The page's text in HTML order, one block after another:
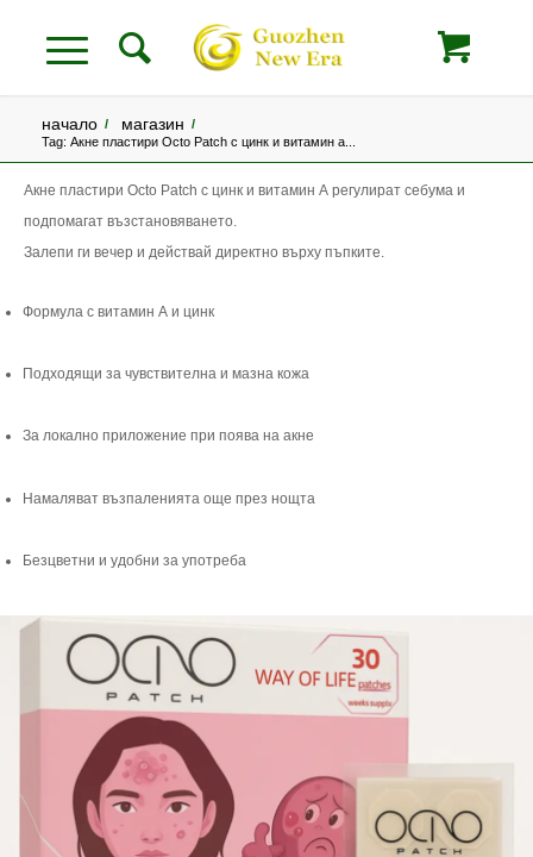
начало / магазин /
Tag: Акне пластири Оcto Рatch с цинк и витамин а...
Акне пластири Octo Patch с цинк и витамин А регулират себума и
подпомагат възстановяването.
Залепи ги вечер и действай директно върху пъпките.
Формула с витамин А и цинк
Подходящи за чувствителна и мазна кожа
За локално приложение при поява на акне
Намаляват възпаленията още през нощта
Безцветни и удобни за употреба